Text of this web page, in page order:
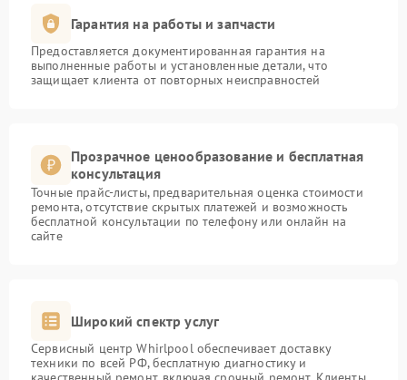
Гарантия на работы и запчасти
Предоставляется документированная гарантия на
выполненные работы и установленные детали, что
защищает клиента от повторных неисправностей
Прозрачное ценообразование и бесплатная
консультация
Точные прайс-листы, предварительная оценка стоимости
ремонта, отсутствие скрытых платежей и возможность
бесплатной консультации по телефону или онлайн на
сайте
Широкий спектр услуг
Сервисный центр Whirlpool обеспечивает доставку
техники по всей РФ, бесплатную диагностику и